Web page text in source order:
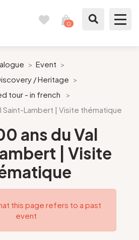
0
> Event >
/ Heritage >
tour - in french
>
Saint-Lambert | Visite thématique
ans du Val
| Visite
this page refers to a past
event